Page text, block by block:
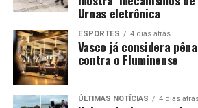
Urnas eletrônica
ESPORTES 4 dias atrás
Vasco já considera
contra o Fluminense
ÚLTIMAS NOTÍCIAS 4 dias